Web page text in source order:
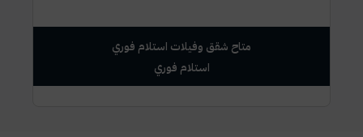
متاح شقق وفيلات استلام فوري